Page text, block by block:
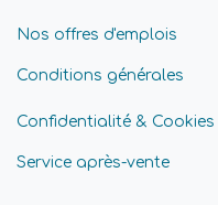
Nos offres d'emplois
Conditions générales
Confidentialité & Cookies
Service après-vente